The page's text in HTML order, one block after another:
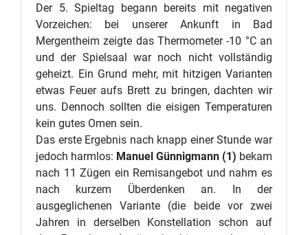
Der 5. Spieltag begann bereits mit negativen
Vorzeichen: bei unserer Ankunft in Bad
Mergentheim zeigte das Thermometer -10 °C an
und der Spielsaal war noch nicht vollständig
geheizt. Ein Grund mehr, mit hitzigen Varianten
etwas Feuer aufs Brett zu bringen, dachten wir
uns. Dennoch sollten die eisigen Temperaturen
kein gutes Omen sein.
Das erste Ergebnis nach knapp einer Stunde war
jedoch harmlos: Manuel Günnigmann (1) bekam
nach 11 Zügen ein Remisangebot und nahm es
nach kurzem Überdenken an. In der
ausgeglichenen Variante (die beide vor zwei
Jahren in derselben Konstellation schon auf